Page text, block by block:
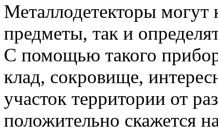
Металлодетекторы могут
предметы, так и
С помощью такого
клад, сокровище,
участок территории от
положительно скажется